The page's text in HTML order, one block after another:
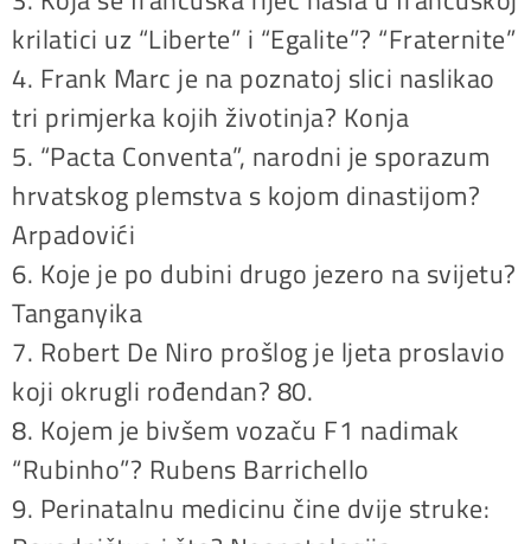
krilatici uz “Liberte” i “Egalite”? “Fraternite”
4. Frank Marc je na poznatoj slici naslikao
tri primjerka kojih životinja? Konja
5. “Pacta Conventa”, narodni je sporazum
hrvatskog plemstva s kojom dinastijom?
Arpadovići
6. Koje je po dubini drugo jezero na svijetu?
Tanganyika
7. Robert De Niro prošlog je ljeta proslavio
koji okrugli rođendan? 80.
8. Kojem je bivšem vozaču F1 nadimak
“Rubinho”? Rubens Barrichello
9. Perinatalnu medicinu čine dvije struke: